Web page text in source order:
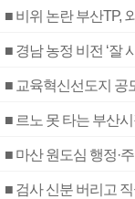
■ 비위 논란 부산TP,
■ 경남 농정 비전 ‘잘
■ 교육혁신선도지 공
■ 르노 못 타는 부산
■ 마산 원도심 행정·